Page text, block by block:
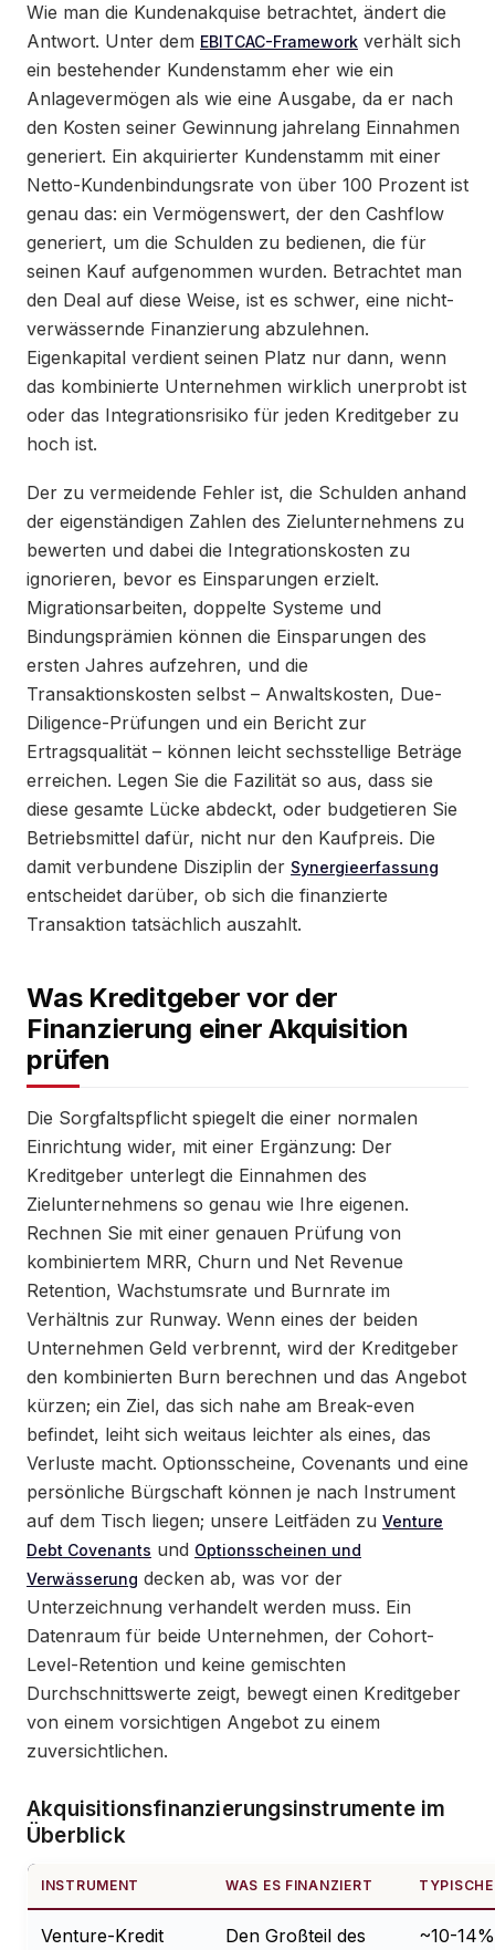
Wie man die Kundenakquise betrachtet, ändert die
Antwort. Unter dem EBITCAC-Framework verhält sich
ein bestehender Kundenstamm eher wie ein
Anlagevermögen als wie eine Ausgabe, da er nach
den Kosten seiner Gewinnung jahrelang Einnahmen
generiert. Ein akquirierter Kundenstamm mit einer
Netto-Kundenbindungsrate von über 100 Prozent ist
genau das: ein Vermögenswert, der den Cashflow
generiert, um die Schulden zu bedienen, die für
seinen Kauf aufgenommen wurden. Betrachtet man
den Deal auf diese Weise, ist es schwer, eine nicht-
verwässernde Finanzierung abzulehnen.
Eigenkapital verdient seinen Platz nur dann, wenn
das kombinierte Unternehmen wirklich unerprobt ist
oder das Integrationsrisiko für jeden Kreditgeber zu
hoch ist.
Der zu vermeidende Fehler ist, die Schulden anhand
der eigenständigen Zahlen des Zielunternehmens zu
bewerten und dabei die Integrationskosten zu
ignorieren, bevor es Einsparungen erzielt.
Migrationsarbeiten, doppelte Systeme und
Bindungsprämien können die Einsparungen des
ersten Jahres aufzehren, und die
Transaktionskosten selbst – Anwaltskosten, Due-
Diligence-Prüfungen und ein Bericht zur
Ertragsqualität – können leicht sechsstellige Beträge
erreichen. Legen Sie die Fazilität so aus, dass sie
diese gesamte Lücke abdeckt, oder budgetieren Sie
Betriebsmittel dafür, nicht nur den Kaufpreis. Die
damit verbundene Disziplin der Synergieerfassung
entscheidet darüber, ob sich die finanzierte
Transaktion tatsächlich auszahlt.
Was Kreditgeber vor der
Finanzierung einer Akquisition
prüfen
Die Sorgfaltspflicht spiegelt die einer normalen
Einrichtung wider, mit einer Ergänzung: Der
Kreditgeber unterlegt die Einnahmen des
Zielunternehmens so genau wie Ihre eigenen.
Rechnen Sie mit einer genauen Prüfung von
kombiniertem MRR, Churn und Net Revenue
Retention, Wachstumsrate und Burnrate im
Verhältnis zur Runway. Wenn eines der beiden
Unternehmen Geld verbrennt, wird der Kreditgeber
den kombinierten Burn berechnen und das Angebot
kürzen; ein Ziel, das sich nahe am Break-even
befindet, leiht sich weitaus leichter als eines, das
Verluste macht. Optionsscheine, Covenants und eine
persönliche Bürgschaft können je nach Instrument
auf dem Tisch liegen; unsere Leitfäden zu Venture
Debt Covenants und Optionsscheinen und
Verwässerung decken ab, was vor der
Unterzeichnung verhandelt werden muss. Ein
Datenraum für beide Unternehmen, der Cohort-
Level-Retention und keine gemischten
Durchschnittswerte zeigt, bewegt einen Kreditgeber
von einem vorsichtigen Angebot zu einem
zuversichtlichen.
Akquisitionsfinanzierungsinstrumente im
Überblick
INSTRUMENT WAS ES FINANZIERT
Venture-Kredit Den Großteil des ~10-